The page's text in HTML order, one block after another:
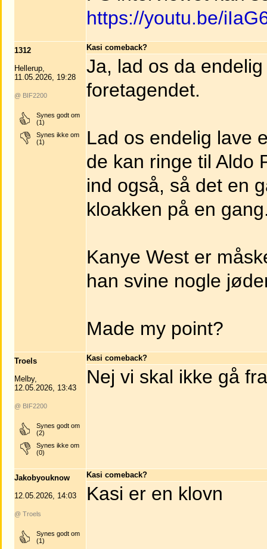
https://youtu.be/
1312
Hellerup,
11.05.2026, 19:28
@ BIF2200
Synes godt om
(1)
Synes ikke om
(1)
Kasi comeback?
Ja, lad os da
foretagendet.
Lad os endelig lave
de kan ringe til Aldo
ind også, så det en
kloakken på en
Kanye West er
han svine nogle
Made my point?
Troels
Melby,
12.05.2026, 13:43
@ BIF2200
Synes godt om
(2)
Synes ikke om
(0)
Kasi comeback?
Nej vi skal ikke gå
Jakobyouknow
12.05.2026, 14:03
@ Troels
Synes godt om
(1)
Kasi comeback?
Kasi er en klovn